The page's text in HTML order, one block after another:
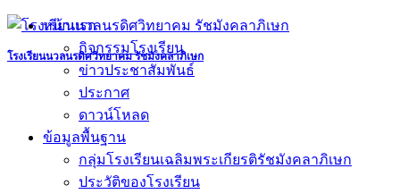
Skip
content
โรงเรียนนวลนรดิศวิทยาคม รัชมังคลาภิเษก
หน้าแรก
กิจกรรมโรงเรียน
ข่าวประชาสัมพันธ์
ประกาศ
ดาวน์โหลด
ข้อมูลพื้นฐาน
กลุ่มโรงเรียนเฉลิมพระเกียรติรัชมังคลาภิเษก
ประวัติของโรงเรียน